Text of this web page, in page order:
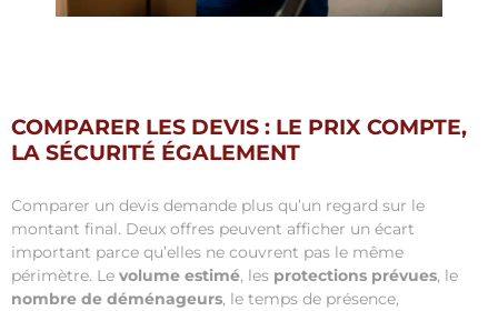
COMPARER LES DEVIS : LE PRIX COMPTE,
LA SÉCURITÉ ÉGALEMENT
Comparer un devis demande plus qu’un regard sur le
montant final. Deux offres peuvent afficher un écart
important parce qu’elles ne couvrent pas le même
périmètre. Le volume estimé, les protections prévues, le
nombre de déménageurs, le temps de présence,